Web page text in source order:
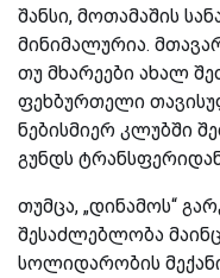
შანსი, მოთამაშის
მინიმალურია.
თუ მხარეები ახალ
ფეხბურთელი
ნებისმიერ კლუბში
გუნდს
თუმცა, „დინამოს“
შესაძლებლობა
სოლიდარობის